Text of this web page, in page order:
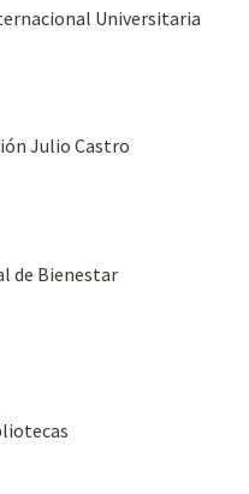
Universitaria
Julio Castro
de Bienestar